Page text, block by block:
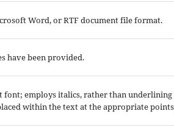
Word, or RTF document file format.
have been provided.
font; employs italics, rather than
within the text at the appropriate